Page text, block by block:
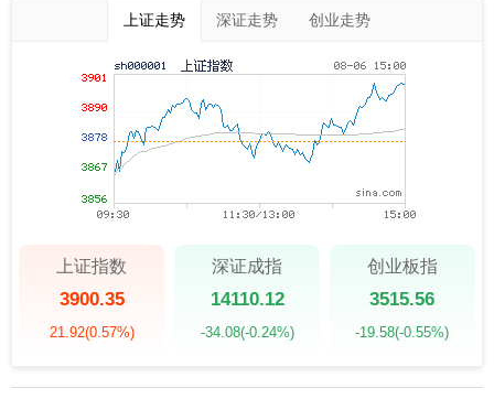
上证走势 深证走势 创业走势
上证指数
3900.35
21.92(0.57%)
深证成指
14110.12
-34.08(-0.24%)
创业板指
3515.56
-19.58(-0.55%)